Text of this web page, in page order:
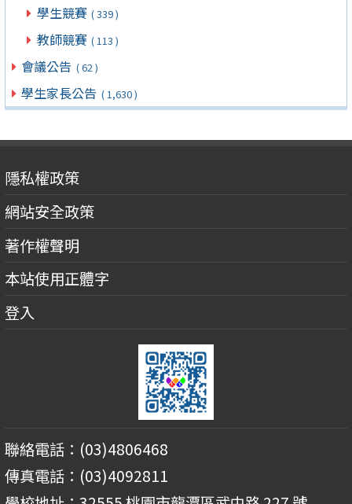
學生競賽 ( 339 )
教師競賽 ( 113 )
會議公告 ( 62 )
學生家長公告 ( 1,630 )
隱私權政策
網站安全政策
著作權聲明
本站使用正體字
登入
聯絡電話：(03)4806468
傳真電話：(03)4092811